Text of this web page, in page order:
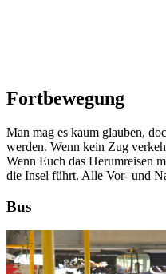
Fortbewegung
Man mag es kaum glauben,
werden. Wenn kein Zug
Wenn Euch das Herumreisen
die Insel führt. Alle Vor- und
Bus